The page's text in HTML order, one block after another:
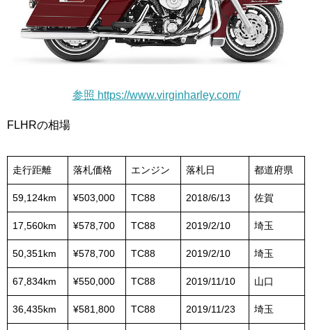
参照 https://www.virginharley.com/
FLHRの相場
走行距離 落札価格 エンジン 落札日 都道府県
59,124km ¥503,000 TC88 2018/6/13 佐賀
17,560km ¥578,700 TC88 2019/2/10 埼玉
50,351km ¥578,700 TC88 2019/2/10 埼玉
67,834km ¥550,000 TC88 2019/11/10 山口
36,435km ¥581,800 TC88 2019/11/23 埼玉